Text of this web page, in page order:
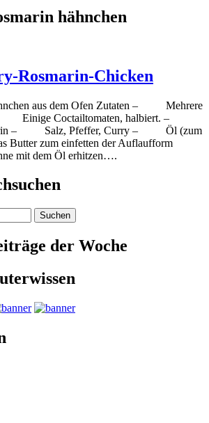
hähnchen
Rosmarin-Chicken
aus dem Ofen Zutaten – Mehrere
– Einige Coctailtomaten, halbiert. –
– Salz, Pfeffer, Curry – Öl (zum
zum einfetten der Auflaufform
mit dem Öl erhitzen….
Suchen
der Woche